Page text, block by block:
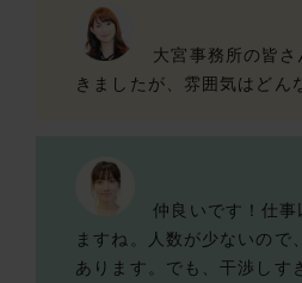
大宮事務所の皆さ
きましたが、雰囲気はどん
仲良いです！仕事
ますね。人数が少ないので
あります。でも、干渉しす